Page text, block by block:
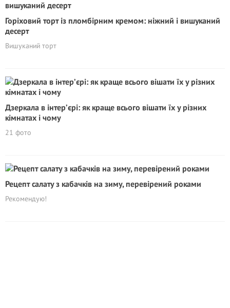
Горіховий торт із пломбірним кремом: ніжний і вишуканий
десерт
Вишуканий торт
Дзеркала в інтер’єрі: як краще всього вішати їх у різних
кімнатах і чому
21 фото
Рецепт салату з кабачків на зиму, перевірений роками
Рекомендую!